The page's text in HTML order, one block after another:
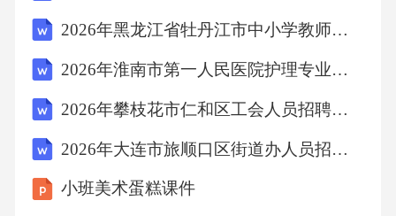
供丰富的简历模板和设计元素，适合没有设计
经验的求职者使用。02CanvaAdobeIllustrator专
业的矢量图形设计软件，可用于制作高质量的
简历图标和图形。01在进行简历设计之前，了
解ATS系统的筛选标准和关键词，确保简历能够
被系统正确识别。ATS系统兼容测试了解ATS系
2026年黑龙江省牡丹江市中小学教师招聘考试备考试题及答案详解
2026年淮南市第一人民医院护理专业技术人员招聘40人考试备考题库及答案详解
2026年攀枝花市仁和区工会人员招聘笔试参考试题及答案详解
2026年大连市旅顺口区街道办人员招聘笔试备考试题及答案详解
小班美术蛋糕课件